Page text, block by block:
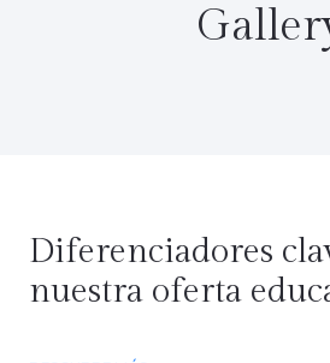
Diferenciadores
nuestra oferta